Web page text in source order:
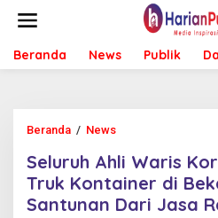
t
Beranda News Publik
Beranda / News
u
r
u
Seluruh Ahli Waris
Truk Kontainer di
Santunan Dari Jasa